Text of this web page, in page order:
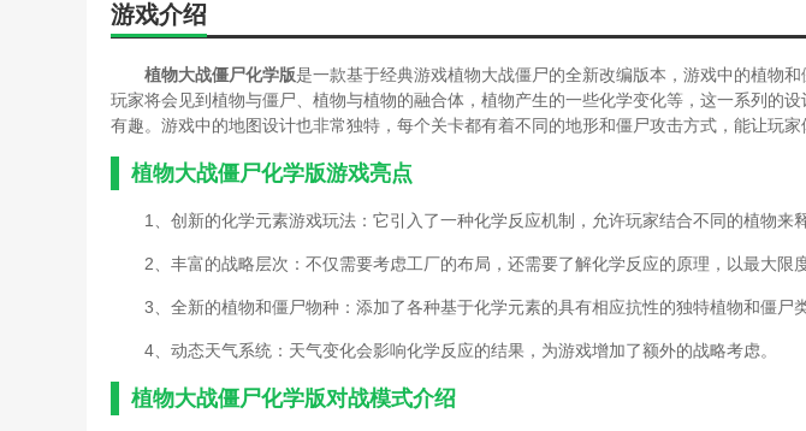
游戏介绍
植物大战僵尸化学版是一款基于经典游戏植物大战僵尸的全新改编版本，游戏中的植物
玩家将会见到植物与僵尸、植物与植物的融合体，植物产生的一些化学变化等，这一系列的
有趣。游戏中的地图设计也非常独特，每个关卡都有着不同的地形和僵尸攻击方式，能让玩家
植物大战僵尸化学版游戏亮点
1、创新的化学元素游戏玩法：它引入了一种化学反应机制，允许玩家结合不同的植物来
2、丰富的战略层次：不仅需要考虑工厂的布局，还需要了解化学反应的原理，以最大限
3、全新的植物和僵尸物种：添加了各种基于化学元素的具有相应抗性的独特植物和僵尸类
4、动态天气系统：天气变化会影响化学反应的结果，为游戏增加了额外的战略考虑。
植物大战僵尸化学版对战模式介绍